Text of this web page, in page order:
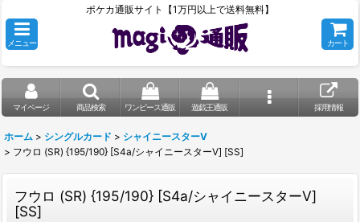
ポケカ通販サイト【1万円以上で送料無料】
メニュー カート
マイページ 商品検索 ワンピース通販 遊戯王通販 採用情報
ホーム > シングルカード > シャイニースターV
> フウロ (SR) {195/190} [S4a/シャイニースターV] [SS]
フウロ (SR) {195/190} [S4a/シャイニースターV]
[SS]